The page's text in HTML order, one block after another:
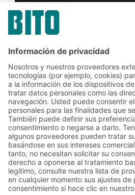
Sí, he leído y acepto el
Enviar